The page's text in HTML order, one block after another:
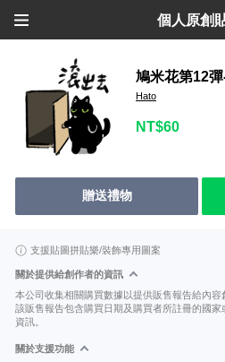
個人原創
鳩米花第12
Hato
NT$60
贈送禮物
支援貼圖拼貼樂/裝飾專用圖案
關於提供給創作者的資訊
本公司收集相關購買數據以提供販售報告給內容
該販售報告包含購買日期及購買者所註冊的國
資訊。
關於支援功能